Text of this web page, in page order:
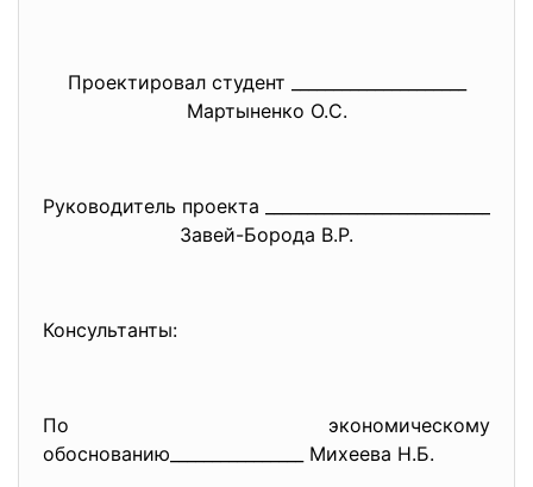
Проектировал студент _____________________
Мартыненко О.С.
Руководитель проекта ___________________________
Завей-Борода В.Р.
Консультанты:
По экономическому
обоснованию________________ Михеева Н.Б.